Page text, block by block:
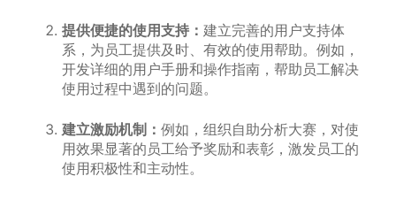
提供便捷的使用支持： 建立完善的用户支持体
系，为员工提供及时、有效的使用帮助。例如，
开发详细的用户手册和操作指南，帮助员工解决
使用过程中遇到的问题。
建立激励机制： 例如，组织自助分析大赛，对使
用效果显著的员工给予奖励和表彰，激发员工的
使用积极性和主动性。